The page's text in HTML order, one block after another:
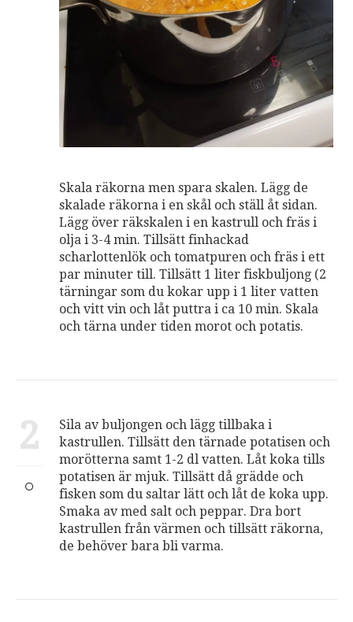
Skala räkorna men spara skalen. Lägg de
skalade räkorna i en skål och ställ åt sidan.
Lägg över räkskalen i en kastrull och fräs i
olja i 3-4 min. Tillsätt finhackad
scharlottenlök och tomatpuren och fräs i ett
par minuter till. Tillsätt 1 liter fiskbuljong (2
tärningar som du kokar upp i 1 liter vatten
och vitt vin och låt puttra i ca 10 min. Skala
och tärna under tiden morot och potatis.
2
Sila av buljongen och lägg tillbaka i
kastrullen. Tillsätt den tärnade potatisen och
morötterna samt 1-2 dl vatten. Låt koka tills
potatisen är mjuk. Tillsätt då grädde och
fisken som du saltar lätt och låt de koka upp.
Smaka av med salt och peppar. Dra bort
kastrullen från värmen och tillsätt räkorna,
de behöver bara bli varma.